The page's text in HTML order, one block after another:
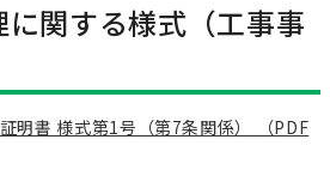
関する様式（工事事
明書 様式第1号（第7条関係） （PDF